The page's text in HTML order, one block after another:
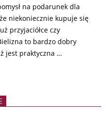
na podarunek dla
niekoniecznie kupuje się
przyjaciółce czy
to bardzo dobry
jest praktyczna …